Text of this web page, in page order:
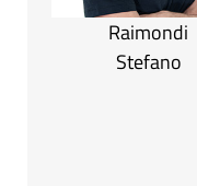
Raimondi
Stefano